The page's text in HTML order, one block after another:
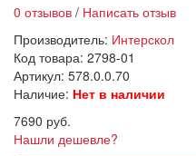
0 отзывов / Написать отзыв
Производитель: Интерскол
Код товара: 2798-01
Артикул: 578.0.0.70
Наличие: Нет в наличии
7690 руб.
Нашли дешевле?